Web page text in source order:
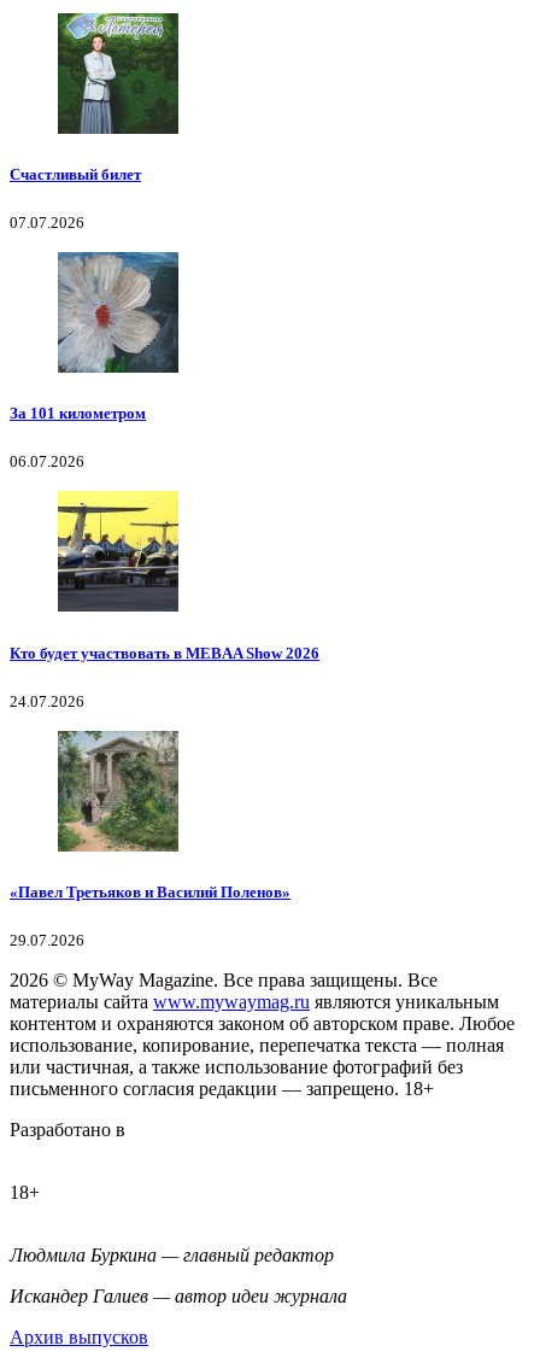
Счастливый билет
07.07.2026
За 101 километром
06.07.2026
Кто будет участвовать в MEBAA Show 2026
24.07.2026
«Павел Третьяков и Василий Поленов»
29.07.2026
2026 © MyWay Magazine. Все права защищены. Все
материалы сайта www.mywaymag.ru являются уникальным
контентом и охраняются законом об авторском праве. Любое
использование, копирование, перепечатка текста — полная
или частичная, а также использование фотографий без
письменного согласия редакции — запрещено. 18+
Разработано в
18+
Людмила Буркина — главный редактор
Искандер Галиев — автор идеи журнала
Архив выпусков